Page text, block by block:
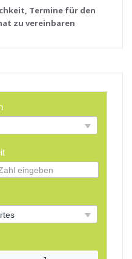
Termine für den
zu vereinbaren